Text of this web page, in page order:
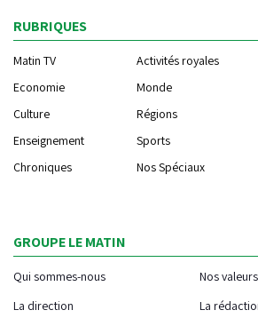
RUBRIQUES
Matin TV Activités royales
Economie
Monde
Culture
Régions
Enseignement
Sports
Chroniques
Nos Spéciaux
GROUPE LE MATIN
Qui sommes-nous
Nos valeurs
La direction
La